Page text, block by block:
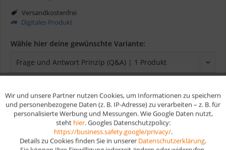
Versandkostenfrei
Digitales Produkt
Wähle hier deine gewünschte Variante:
In denWarenkorb
Funktionale Aktiv
Aktiv
Wir und unsere Partner nutzen Cookies, um Informationen zu speichern
und personenbezogene Daten (z. B. IP-Adresse) zu verarbeiten – z. B. für
personalisierte Werbung und Messungen. Wie Google Daten nutzt,
steht hier. Googles Datenschutzpolicy:
https://business.safety.google/privacy/.
Details zu Cookies finden Sie in unserer Datenschutzerklärung.